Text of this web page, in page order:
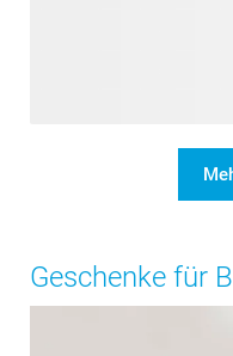
Geschenke für